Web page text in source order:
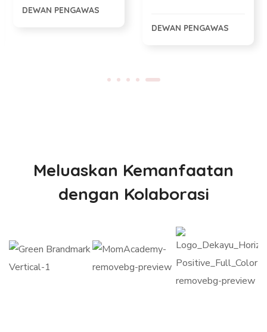
DEWAN PENGAWAS
DEWAN PENGAWAS
Meluaskan Kemanfaatan
dengan Kolaborasi